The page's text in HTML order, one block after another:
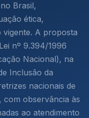
Brasil,
ética,
vigente. A proposta
nº 9.394/1996
Nacional), na
Inclusão da
nacionais de
com observância às
ao atendimento